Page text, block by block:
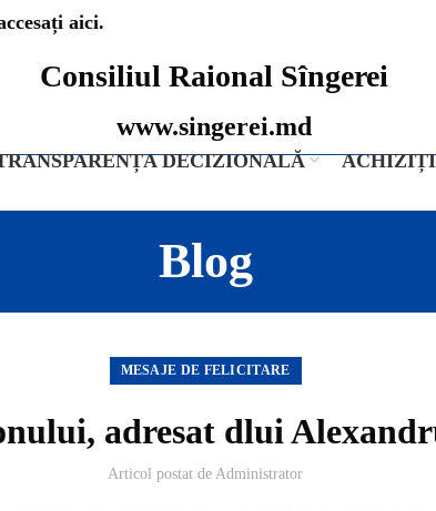
aici.
Consiliul Raional Sîngerei
www.singerei.md
DECIZIONALĂ
Blog
MESAJE DE FELICITARE
adresat dlui
Articol postat de Administrator